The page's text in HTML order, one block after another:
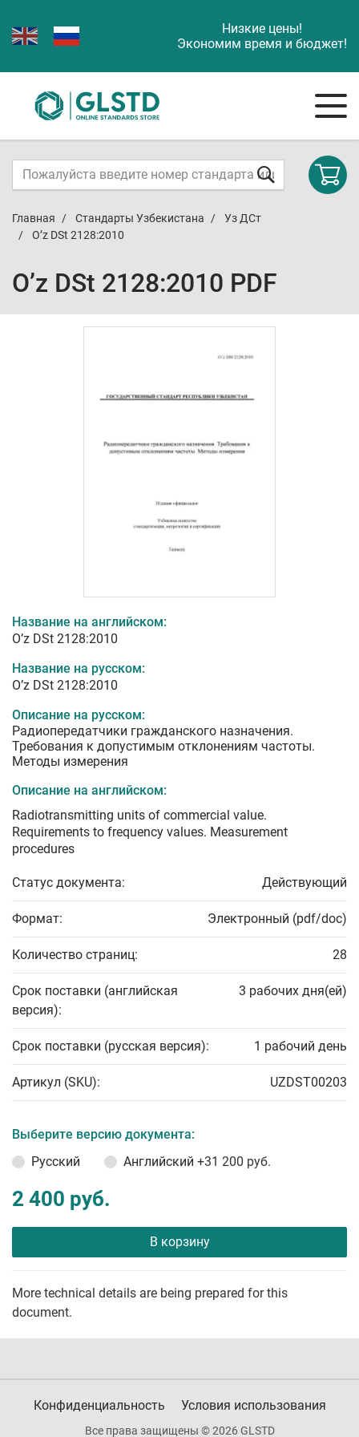
Низкие цены!
Экономим время и бюджет!
Главная Стандарты Узбекистана
Уз ДСт
O’z DSt 2128:2010
O’z DSt 2128:2010 PDF
Название на английском:
O’z DSt 2128:2010
Название на русском:
O’z DSt 2128:2010
Описание на русском:
Радиопередатчики гражданского назначения.
Требования к допустимым отклонениям частоты.
Методы измерения
Описание на английском:
Radiotransmitting units of commercial value.
Requirements to frequency values. Measurement
procedures
Статус документа: Действующий
Формат: Электронный (pdf/doc)
Количество страниц: 28
Срок поставки (английская
версия):
3 рабочих дня(ей)
Срок поставки (русская версия): 1 рабочий день
Артикул (SKU): UZDST00203
Выберите версию документа:
Русский
Английский +31 200 руб.
2 400 руб.
В корзину
More technical details are being prepared for this
document.
Конфиденциальность Условия использования
Все права защищены © 2026 GLSTD